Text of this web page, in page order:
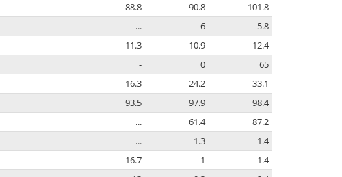
88.8 90.8
101.8
... 6
5.8
11.3 10.9
12.4
- 0
65
16.3 24.2
33.1
93.5 97.9
98.4
... 61.4
87.2
... 1.3
1.4
16.7 1
1.4